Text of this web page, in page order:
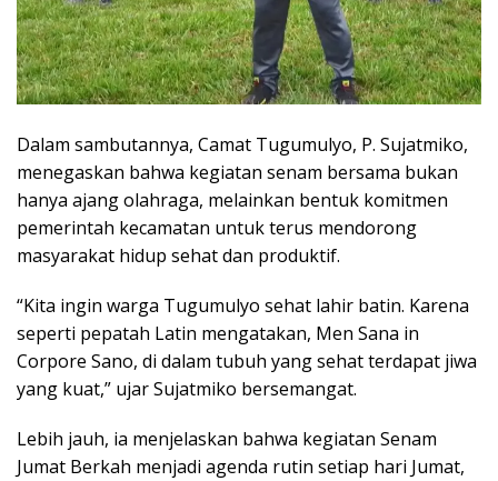
Dalam sambutannya, Camat Tugumulyo, P. Sujatmiko,
menegaskan bahwa kegiatan senam bersama bukan
hanya ajang olahraga, melainkan bentuk komitmen
pemerintah kecamatan untuk terus mendorong
masyarakat hidup sehat dan produktif.
“Kita ingin warga Tugumulyo sehat lahir batin. Karena
seperti pepatah Latin mengatakan, Men Sana in
Corpore Sano, di dalam tubuh yang sehat terdapat jiwa
yang kuat,” ujar Sujatmiko bersemangat.
Lebih jauh, ia menjelaskan bahwa kegiatan Senam
Jumat Berkah menjadi agenda rutin setiap hari Jumat,